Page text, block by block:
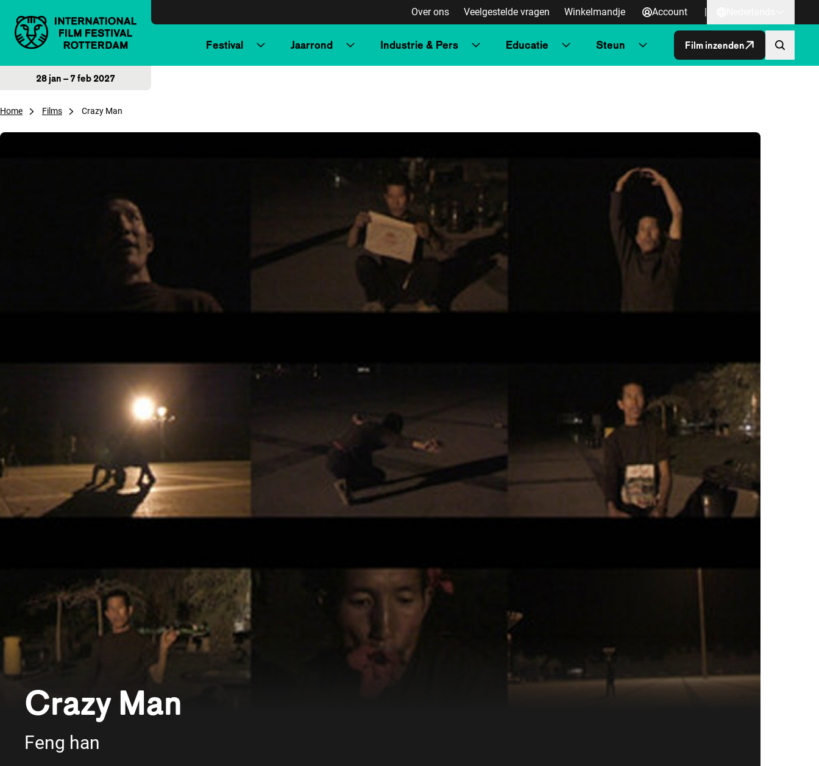
Over ons Veelgestelde vragen Winkelmandje Account |
Festival Jaarrond Industrie & Pers Educatie Steun Film inzenden
28 jan – 7 feb 2027
Home Films Crazy Man
Crazy Man
Feng han